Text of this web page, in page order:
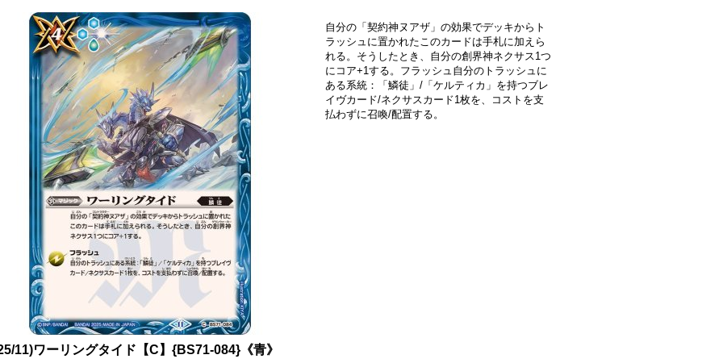
自分の「契約神ヌアザ」の効果でデッキからト
ラッシュに置かれたこのカードは手札に加えら
れる。そうしたとき、自分の創界神ネクサス1つ
にコア+1する。フラッシュ自分のトラッシュに
ある系統：「鱗徒」/「ケルティカ」を持つブレ
イヴカード/ネクサスカード1枚を、コストを支
払わずに召喚/配置する。
11)ワーリングタイド【C】{BS71-084}《青》